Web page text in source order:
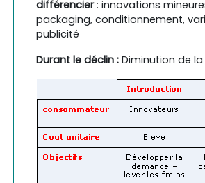
différencier: innovations
packaging, conditionnement,
publicité
Durant le déclin : Diminution de